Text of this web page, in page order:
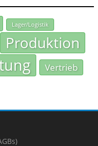
Lager/Logistik
Produktion
Vertrieb